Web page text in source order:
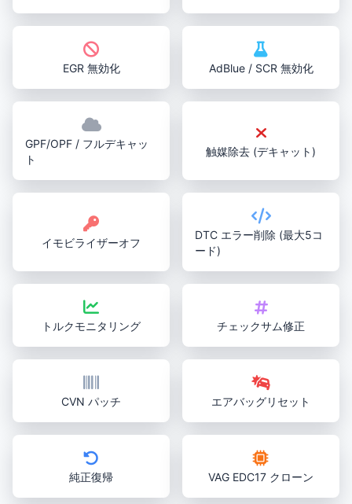
EGR 無効化 AdBlue / SCR 無効化
GPF/OPF / フルデキャッ
ト
触媒除去 (デキャット)
イモビライザーオフ
DTC エラー削除 (最大5コ
ード)
トルクモニタリング チェックサム修正
CVN パッチ エアバッグリセット
純正復帰 VAG EDC17 クローン